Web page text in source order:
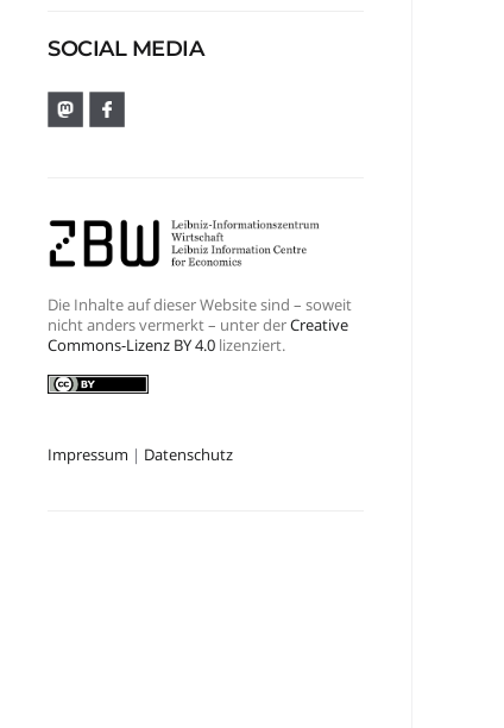
SOCIAL MEDIA
Die Inhalte auf dieser Website sind – soweit
nicht anders vermerkt – unter derCreative
Commons-Lizenz BY 4.0 lizenziert.
Impressum | Datenschutz